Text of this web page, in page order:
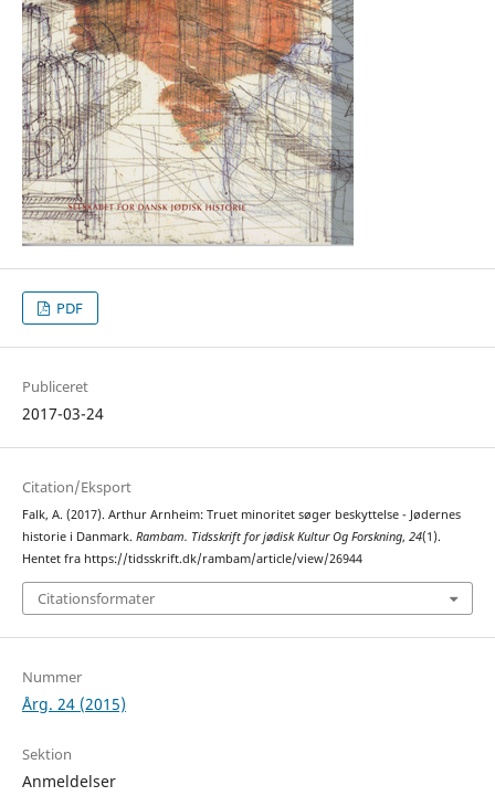
PDF
Publiceret
2017-03-24
Citation/Eksport
Falk, A. (2017). Arthur Arnheim: Truet minoritet søger beskyttelse - Jødernes
historie i Danmark. Rambam. Tidsskrift for jødisk Kultur Og Forskning, 24(1).
Hentet fra https://tidsskrift.dk/rambam/article/view/26944
Citationsformater
Nummer
Årg. 24 (2015)
Sektion
Anmeldelser